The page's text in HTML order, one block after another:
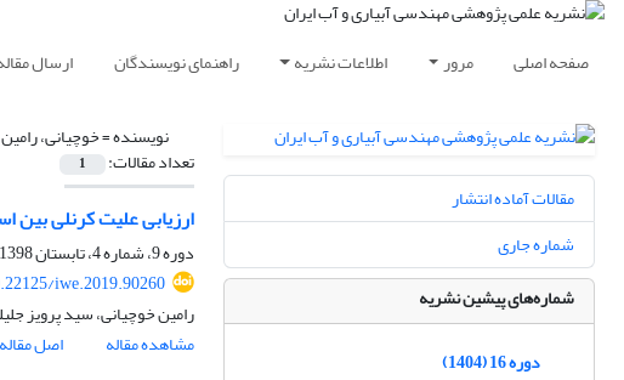
صفحه اصلی مرور اطلاعات نشریه راهنمای نویسندگان ارسال
نویسنده =خوچیانی، رامین
تعداد مقالات: 1
ارزیابی علیت کرنلی بین
دوره 9، شماره 4، تابستان 1398، صفحه
iwe.2019.90260
رامین خوچیانی، سید پرویز
مشاهده مقاله
اصل مقاله
مقالات آماده انتشار
شماره جاری
شماره‌های پیشین نشریه
دوره 16 (1404)